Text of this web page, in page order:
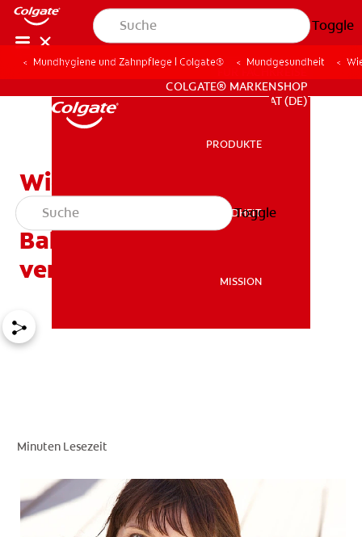
Toggle
MISSION
COLGATE® MARKENSHOP
FÜR FACHKREISE
COLGATE® MARKENSHOP
AT (DE)
PRODUKTE
MUNDGESUNDHEIT
MISSION
Toggle
Mundhygiene und Zahnpflege | Colgate® Mundgesundheit
Wie Sie Ihren Zahnersatz
richtig reinigen und
Bakterienbildung
vermeiden
Minuten Lesezeit